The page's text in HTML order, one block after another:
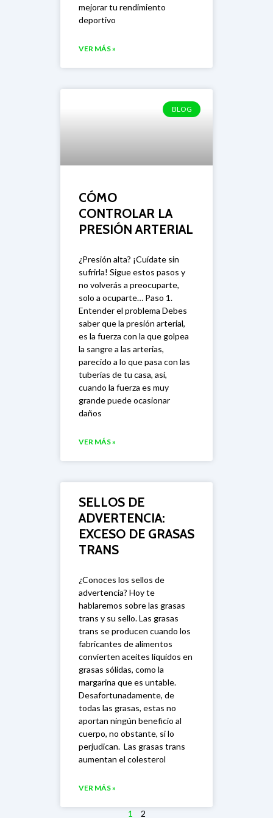
mejorar tu rendimiento
deportivo
VER MÁS »
BLOG
CÓMO
CONTROLAR LA
PRESIÓN ARTERIAL
¿Presión alta? ¡Cuídate sin
sufrirla! Sigue estos pasos y
no volverás a preocuparte,
solo a ocuparte… Paso 1.
Entender el problema Debes
saber que la presión arterial,
es la fuerza con la que golpea
la sangre a las arterias,
parecido a lo que pasa con las
tuberías de tu casa, así,
cuando la fuerza es muy
grande puede ocasionar
daños
VER MÁS »
SELLOS DE
ADVERTENCIA:
EXCESO DE GRASAS
TRANS
¿Conoces los sellos de
advertencia? Hoy te
hablaremos sobre las grasas
trans y su sello. Las grasas
trans se producen cuando los
fabricantes de alimentos
convierten aceites líquidos en
grasas sólidas, como la
margarina que es untable.
Desafortunadamente, de
todas las grasas, estas no
aportan ningún beneficio al
cuerpo, no obstante, si lo
perjudican. Las grasas trans
aumentan el colesterol
VER MÁS »
1 2